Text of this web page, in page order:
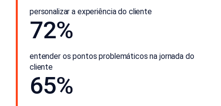
personalizar a experiência do cliente
72%
entender os pontos problemáticos na jornada do
cliente
65%